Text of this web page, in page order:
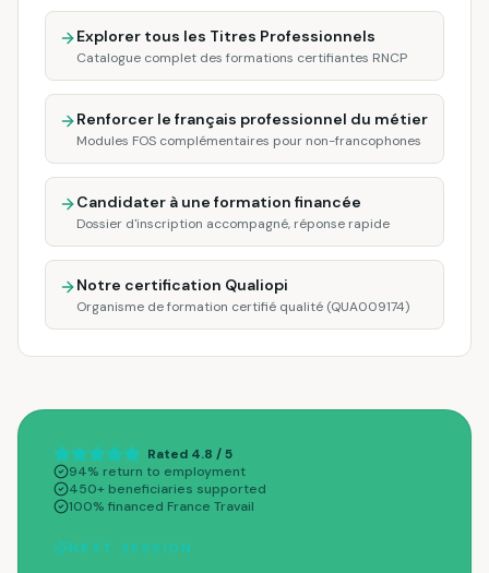
Explorer tous les Titres Professionnels
Catalogue complet des formations certifiantes RNCP
Renforcer le français professionnel du métier
Modules FOS complémentaires pour non-francophones
Candidater à une formation financée
Dossier d'inscription accompagné, réponse rapide
Notre certification Qualiopi
Organisme de formation certifié qualité (QUA009174)
Rated 4.8 / 5
94% return to employment
450+ beneficiaries supported
100% financed France Travail
NEXT SESSION